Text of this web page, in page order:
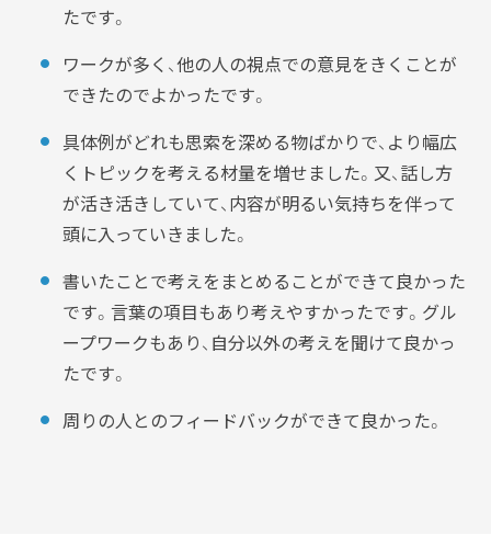
たです。
ワークが多く、他の人の視点での意見をきくことが
できたのでよかったです。
具体例がどれも思索を深める物ばかりで、より幅広
くトピックを考える材量を増せました。又、話し方
が活き活きしていて、内容が明るい気持ちを伴って
頭に入っていきました。
書いたことで考えをまとめることができて良かった
です。言葉の項目もあり考えやすかったです。グル
ープワークもあり、自分以外の考えを聞けて良かっ
たです。
周りの人とのフィードバックができて良かった。